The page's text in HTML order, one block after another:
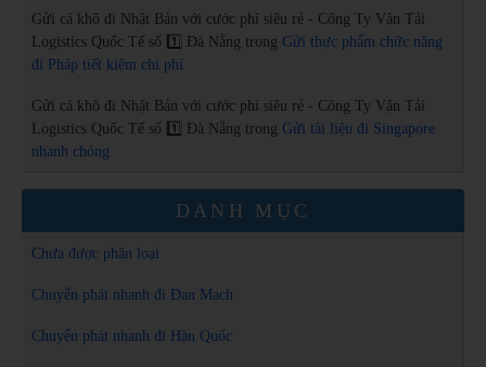
Gửi cá khô đi Nhật Bản với cước phí siêu rẻ - Công Ty Vận Tải
Logistics Quốc Tế số 1️⃣ Đà Nẵng trong Gửi thực phẩm chức năng
đi Pháp tiết kiệm chi phí
Gửi cá khô đi Nhật Bản với cước phí siêu rẻ - Công Ty Vận Tải
Logistics Quốc Tế số 1️⃣ Đà Nẵng trong Gửi tài liệu đi Singapore
nhanh chóng
DANH MỤC
Chưa được phân loại
Chuyển phát nhanh đi Đan Mạch
Chuyển phát nhanh đi Hàn Quốc